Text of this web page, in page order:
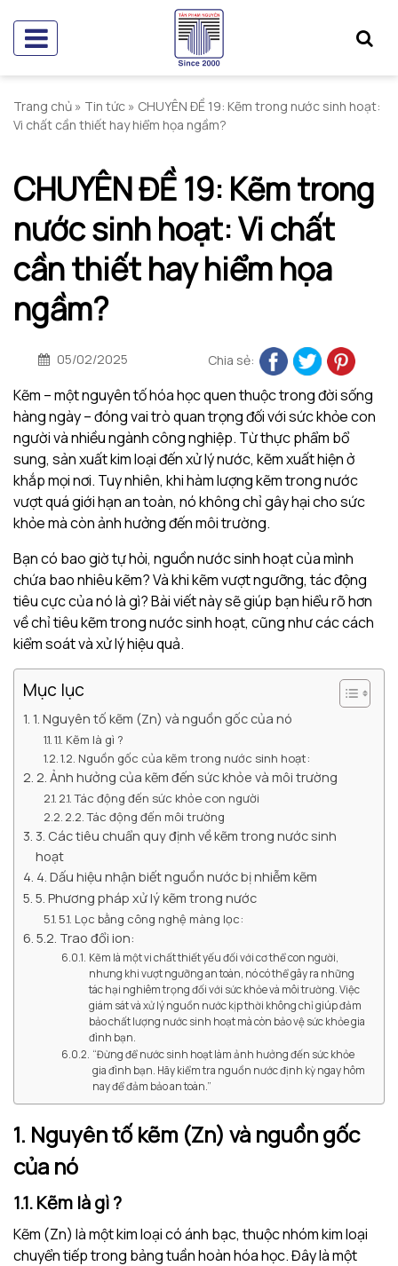
Trang chủ » Tin tức » CHUYÊN ĐỀ 19: Kẽm trong nước sinh hoạt:
Vi chất cần thiết hay hiểm họa ngầm?
CHUYÊN ĐỀ 19: Kẽm trong
nước sinh hoạt: Vi chất
cần thiết hay hiểm họa
ngầm?
05/02/2025 Chia sẻ:
Kẽm – một nguyên tố hóa học quen thuộc trong đời sống
hàng ngày – đóng vai trò quan trọng đối với sức khỏe con
người và nhiều ngành công nghiệp. Từ thực phẩm bổ
sung, sản xuất kim loại đến xử lý nước, kẽm xuất hiện ở
khắp mọi nơi. Tuy nhiên, khi hàm lượng kẽm trong nước
vượt quá giới hạn an toàn, nó không chỉ gây hại cho sức
khỏe mà còn ảnh hưởng đến môi trường.
Bạn có bao giờ tự hỏi, nguồn nước sinh hoạt của mình
chứa bao nhiêu kẽm? Và khi kẽm vượt ngưỡng, tác động
tiêu cực của nó là gì? Bài viết này sẽ giúp bạn hiểu rõ hơn
về chỉ tiêu kẽm trong nước sinh hoạt, cũng như các cách
kiểm soát và xử lý hiệu quả.
Mục lục
1. Nguyên tố kẽm (Zn) và nguồn gốc của nó
1.1. Kẽm là gì ?
1.2. Nguồn gốc của kẽm trong nước sinh hoạt:
2. Ảnh hưởng của kẽm đến sức khỏe và môi trường
2.1. Tác động đến sức khỏe con người
2.2. Tác động đến môi trường
3. Các tiêu chuẩn quy định về kẽm trong nước sinh
hoạt
4. Dấu hiệu nhận biết nguồn nước bị nhiễm kẽm
5. Phương pháp xử lý kẽm trong nước
5.1. Lọc bằng công nghệ màng lọc:
5.2. Trao đổi ion:
Kẽm là một vi chất thiết yếu đối với cơ thể con người,
nhưng khi vượt ngưỡng an toàn, nó có thể gây ra những
tác hại nghiêm trọng đối với sức khỏe và môi trường. Việc
giám sát và xử lý nguồn nước kịp thời không chỉ giúp đảm
bảo chất lượng nước sinh hoạt mà còn bảo vệ sức khỏe gia
đình bạn.
“Đừng để nước sinh hoạt làm ảnh hưởng đến sức khỏe
gia đình bạn. Hãy kiểm tra nguồn nước định kỳ ngay hôm
nay để đảm bảo an toàn.”
1. Nguyên tố kẽm (Zn) và nguồn gốc
của nó
1.1. Kẽm là gì ?
Kẽm (Zn) là một kim loại có ánh bạc, thuộc nhóm kim loại
chuyển tiếp trong bảng tuần hoàn hóa học. Đây là một